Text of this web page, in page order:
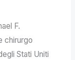
F.
chirurgo
Stati Uniti